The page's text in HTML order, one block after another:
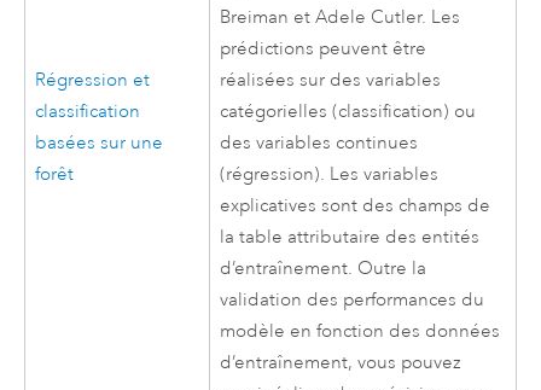
Régression et
classification
basées sur une
forêt
Breiman et Adele Cutler. Les
prédictions peuvent être
réalisées sur des variables
catégorielles (classification) ou
des variables continues
(régression). Les variables
explicatives sont des champs de
la table attributaire des entités
d’entraînement. Outre la
validation des performances du
modèle en fonction des données
d’entraînement, vous pouvez